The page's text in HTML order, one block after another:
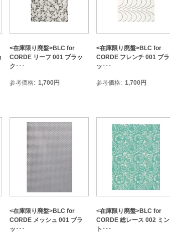
<在庫限り廃盤>BLC for
CORDE リーフ 001 ブラッ
ク･･･
参考価格 1,700円
<在庫限り廃盤>BLC for
CORDE フレンチ 001 ブラ
ッ･･･
参考価格 1,700円
<在庫限り廃盤>BLC for
CORDE メッシュ 001 ブラ
ッ･･･
<在庫限り廃盤>BLC for
CORDE 総レース 002 ミン
ト･･･